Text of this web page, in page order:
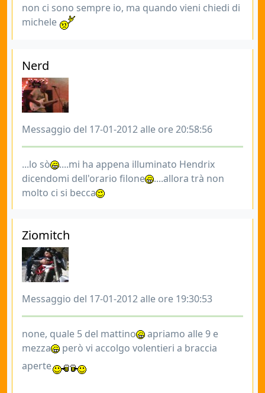
non ci sono sempre io, ma quando vieni chiedi di
michele
Nerd
Messaggio del 17-01-2012 alle ore 20:58:56
...lo sò
....mi ha appena illuminato Hendrix
dicendomi dell'orario filone
....allora trà non
molto ci si becca
Ziomitch
Messaggio del 17-01-2012 alle ore 19:30:53
none, quale 5 del mattino
apriamo alle 9 e
mezza
però vi accolgo volentieri a braccia
aperte